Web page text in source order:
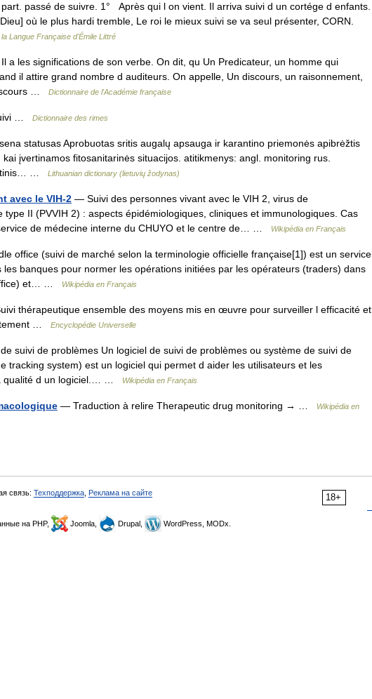
passé de suivre. 1° Après qui l on vient. Il arriva suivi d un cortége d enfants.
où le plus hardi tremble, Le roi le mieux suivi se va seul présenter, CORN.
Langue Française d'Émile Littré
a les significations de son verbe. On dit, qu Un Predicateur, un homme qui
il attire grand nombre d auditeurs. On appelle, Un discours, un raisonnement,
…
Dictionnaire de l'Académie française
… Dictionnaire des rimes
statusas Aprobuotas sritis augalų apsauga ir karantino priemonės apibrėžtis
įvertinamos fitosanitarinės situacijos. atitikmenys: angl. monitoring rus.
…
Lithuanian dictionary (lietuvių žodynas)
avec le VIH-2 — Suivi des personnes vivant avec le VIH 2, virus de
type II (PVVIH 2) : aspects épidémiologiques, cliniques et immunologiques. Cas
de médecine interne du CHUYO et le centre de… …
Wikipédia en Français
office (suivi de marché selon la terminologie officielle française[1]) est un service
banques pour normer les opérations initiées par les opérateurs (traders) dans
et… …
Wikipédia en Français
thérapeutique ensemble des moyens mis en œuvre pour surveiller l efficacité et
…
Encyclopédie Universelle
suivi de problèmes Un logiciel de suivi de problèmes ou système de suivi de
tracking system) est un logiciel qui permet d aider les utilisateurs et les
qualité d un logiciel.… …
Wikipédia en Français
— Traduction à relire Therapeutic drug monitoring → …
Wikipédia en
18+
связь: Техподдержка Реклама на сайте
на PHP, Joomla, Drupal, WordPress, MODx.